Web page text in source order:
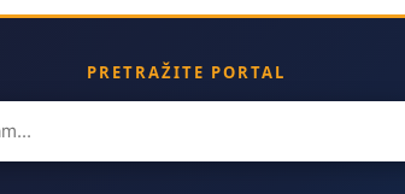
PRETRAŽITE PORTAL